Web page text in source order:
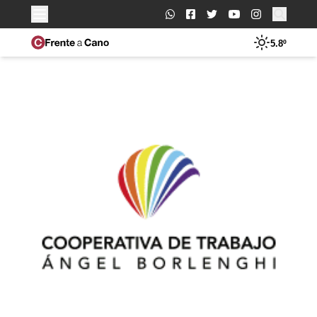
Buscar:
5.8º